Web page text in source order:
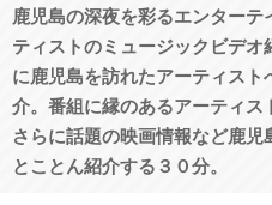
鹿児島の深夜を彩るエンター
ティストのミュージックビデ
に鹿児島を訪れたアーティス
介。番組に縁のあるアーティス
さらに話題の映画情報など鹿
とことん紹介する３０分。